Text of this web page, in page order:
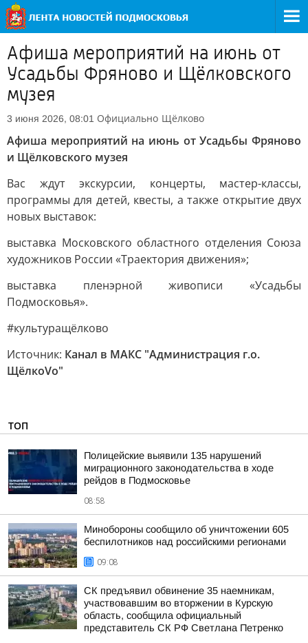
Афиша мероприятий на июнь от
Усадьбы Фряново и Щёлковского
музея
3 июня 2026, 08:01 Официально Щёлково
Афиша мероприятий на июнь от Усадьбы Фряново
и Щёлковского музея
Вас ждут экскурсии, концерты, мастер-классы,
программы для детей, квесты, а также открытие двух
новых выставок:
выставка Московского областного отделения Союза
художников России «Траектория движения»;
выставка пленэрной живописи «Усадьбы
Подмосковья».
#культуращёлково
Источник: Канал в МАКС "Администрация г.о.
ЩёлкоVо"
ТОП
Полицейские выявили 135 нарушений
миграционного законодательства в ходе
рейдов в Подмосковье
08:58
Минобороны сообщило об уничтожении 605
беспилотников над российскими регионами
09:08
СК предъявил обвинение 35 наемникам,
участвовавшим во вторжении в Курскую
область, сообщила официальный
представитель СК РФ Светлана Петренко